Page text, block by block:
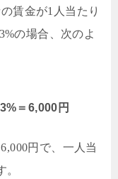
賃金が1人当たり
の場合、次のよ
＝6,000円
円で、一人当